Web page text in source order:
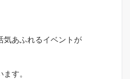
気あふれるイベントが
す。